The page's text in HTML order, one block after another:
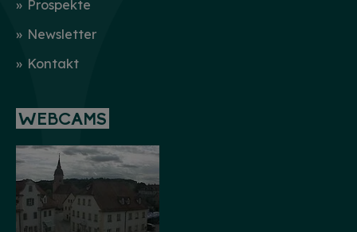
Prospekte
Newsletter
Kontakt
WEBCAMS